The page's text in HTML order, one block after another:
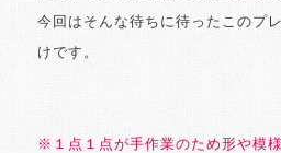
今回はそんな待ちに待ったこのプ
けです。
※１点１点が手作業のため形や模